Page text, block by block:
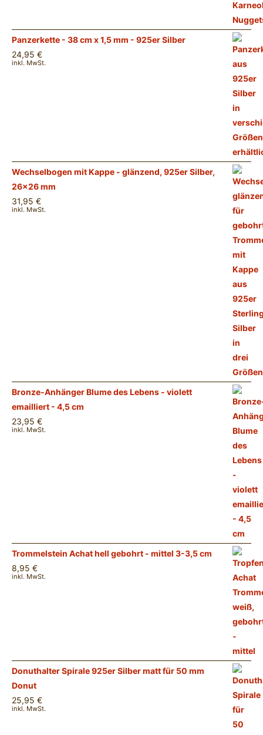
Panzerkette - 38 cm x 1,5 mm - 925er Silber
24,95 €
inkl. MwSt.
Wechselbogen mit Kappe - glänzend, 925er Silber,
26x26 mm
31,95 €
inkl. MwSt.
Bronze-Anhänger Blume des Lebens - violett
emailliert - 4,5 cm
23,95 €
inkl. MwSt.
Trommelstein Achat hell gebohrt - mittel 3-3,5 cm
8,95 €
inkl. MwSt.
Donuthalter Spirale 925er Silber matt für 50 mm
Donut
25,95 €
inkl. MwSt.